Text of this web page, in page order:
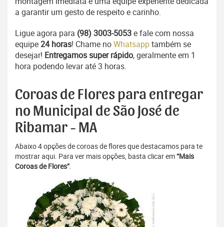
a garantir um gesto de respeito e carinho.
Ligue agora para (98) 3003-5053e fale com nossa
equipe24 horas! Chame noWhatsapptambém se
desejar! Entregamos super rápido, geralmente em 1
hora podendo levar até 3 horas.
Coroas de Flores para entregar
no Municipal de São José de
Ribamar - MA
Abaixo 4 opções de coroas de flores que destacamos para te
mostrar aqui. Para ver mais opções, basta clicar em“Mais
Coroas de Flores”.